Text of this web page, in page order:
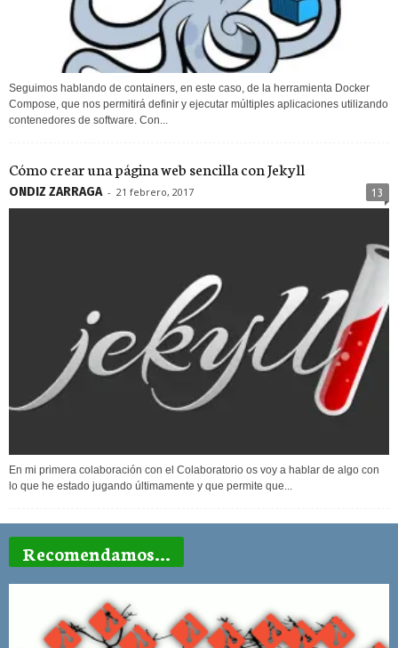
Seguimos hablando de containers, en este caso, de la herramienta Docker
Compose, que nos permitirá definir y ejecutar múltiples aplicaciones utilizando
contenedores de software. Con...
Cómo crear una página web sencilla con Jekyll
ONDIZ ZARRAGA - 21 febrero, 2017 13
En mi primera colaboración con el Colaboratorio os voy a hablar de algo con
lo que he estado jugando últimamente y que permite que...
Recomendamos...